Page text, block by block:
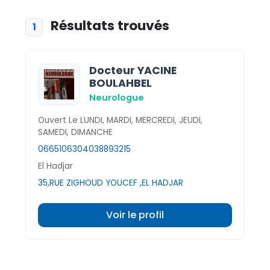
1 Résultats trouvés
Docteur YACINE
BOULAHBEL
Neurologue
Ouvert Le LUNDI, MARDI, MERCREDI, JEUDI,
SAMEDI, DIMANCHE
0665106304038893215
El Hadjar
35,RUE ZIGHOUD YOUCEF ,EL HADJAR
Voir le profil